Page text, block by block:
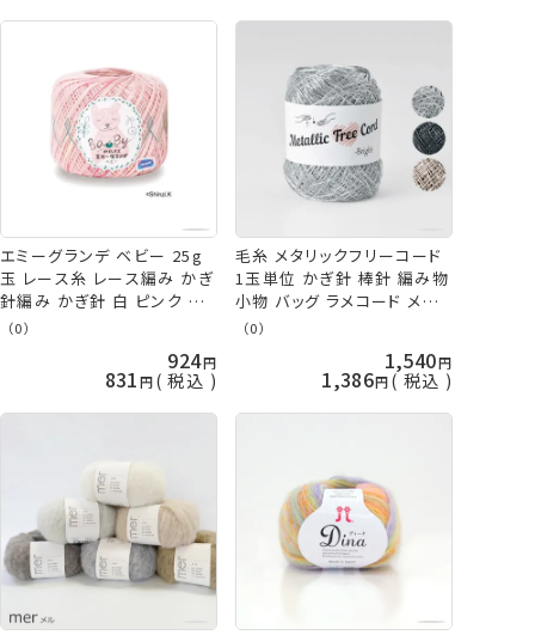
エミーグランデ ベビー 25g
玉 レース糸 レース編み かぎ
針編み かぎ針 白 ピンク 青
水色 緑 茶色 黄色 ホワイト
ラウン イエロー オレンジ グ
レー ベビー 糸 赤ちゃん 編
み物 毛糸 olm オリムパス 手
（0）
924
831 税込
毛糸 メタリックフリーコード
1玉単位 かぎ針 棒針 編み物
小物 バッグ ラメコード メタリ
ック 金 銀 黒 ゴールド シル
ミ 手芸の山久
（0）
1,540
1,386 税込